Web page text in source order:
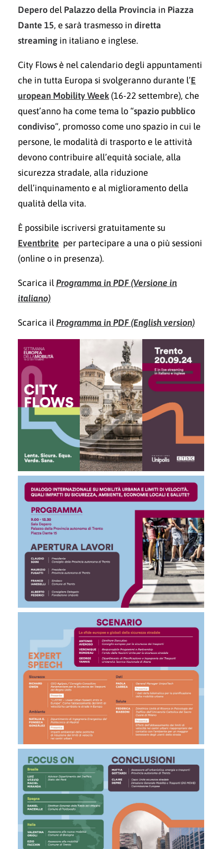
Depero del Palazzo della Provincia in Piazza
Dante 15, e sarà trasmesso in diretta
streaming in italiano e inglese.
City Flows è nel calendario degli appuntamenti
che in tutta Europa si svolgeranno durante l’E​
uropean Mobility Week (16-22 settembre), che
quest’anno ha come tema lo “spazio pubblico
condiviso“, promosso come uno spazio in cui le
persone, le modalità di trasporto e le attività
devono contribuire all’equità sociale, alla
sicurezza stradale, alla riduzione
dell’inquinamento e al miglioramento della
qualità della vita.​
È possibile iscriversi gratuitamente su
Eventbrite per partecipare a una o più sessioni
(online o in presenza​).
Scarica il Programma in PDF (Versione in
italiano)
Scarica il Programma in PDF (English version)